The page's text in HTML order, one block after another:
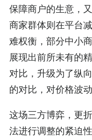
保障商户的生意，
商家群体则在平台
难权衡，部分中小
展现出前所未有的
对比，升级为了纵
的对比，对价格波
这场三方博弈，更
法进行调整的紧迫